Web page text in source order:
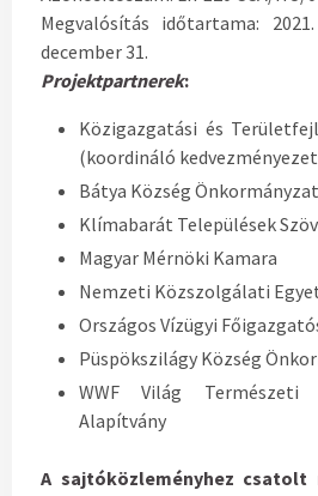
Megvalósítás időtartama:
december 31.
Projektpartnerek:
Közigazgatási és
(koordináló
Bátya Község
Klímabarát Települések
Magyar Mérnöki Kamara
Nemzeti Közszolgálati
Országos Vízügyi
Püspökszilágy Község
WWF Világ Természeti
Alapítvány
A sajtóközleményhez